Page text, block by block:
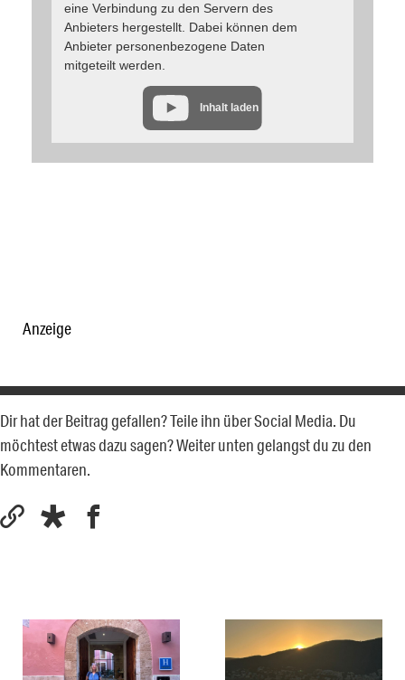
eine Verbindung zu den Servern des
Anbieters hergestellt. Dabei können dem
Anbieter personenbezogene Daten
mitgeteilt werden.
Inhalt laden
Anzeige
Dir hat der Beitrag gefallen? Teile ihn über Social Media. Du
möchtest etwas dazu sagen? Weiter unten gelangst du zu den
Kommentaren.